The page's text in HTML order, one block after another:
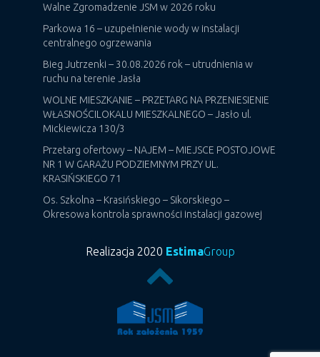
Walne Zgromadzenie JSM w 2026 roku
Parkowa 16 – uzupełnienie wody w instalacji
centralnego ogrzewania
Bieg Jutrzenki – 30.08.2026 rok – utrudnienia w
ruchu na terenie Jasła
WOLNE MIESZKANIE – PRZETARG NA PRZENIESIENIE
WŁASNOŚCILOKALU MIESZKALNEGO – Jasło ul.
Mickiewicza 130/3
Przetarg ofertowy – NAJEM – MIEJSCE POSTOJOWE
NR 1 W GARAŻU PODZIEMNYM PRZY UL.
KRASIŃSKIEGO 71
Os. Szkolna – Krasińskiego – Sikorskiego –
Okresowa kontrola sprawności instalacji gazowej
Realizacja 2020 EstimaGroup